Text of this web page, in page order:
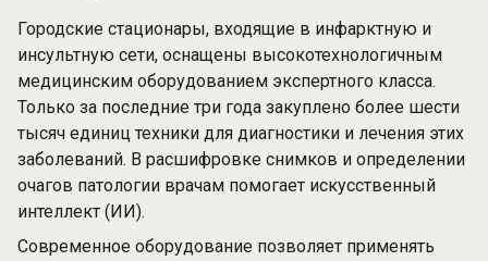
Городские стационары, входящие в инфарктную и
инсультную сети, оснащены высокотехнологичным
медицинским оборудованием экспертного класса.
Только за последние три года закуплено более шести
тысяч единиц техники для диагностики и лечения этих
заболеваний. В расшифровке снимков и определении
очагов патологии врачам помогает искусственный
интеллект (ИИ).
Современное оборудование позволяет применять